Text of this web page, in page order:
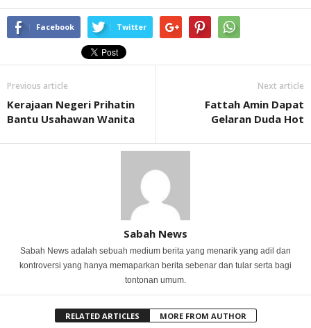
Facebook Twitter
Previous article
Kerajaan Negeri Prihatin
Bantu Usahawan Wanita
Next article
Fattah Amin Dapat
Gelaran Duda Hot
Sabah News
Sabah News adalah sebuah medium berita yang menarik yang adil dan
kontroversi yang hanya memaparkan berita sebenar dan tular serta bagi
tontonan umum.
RELATED ARTICLES MORE FROM AUTHOR